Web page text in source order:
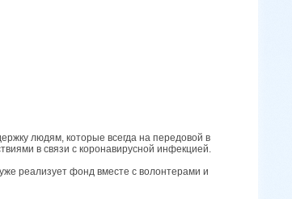
людям, которые всегда на передовой в
в связи с коронавирусной инфекцией.
реализует фонд вместе с волонтерами и